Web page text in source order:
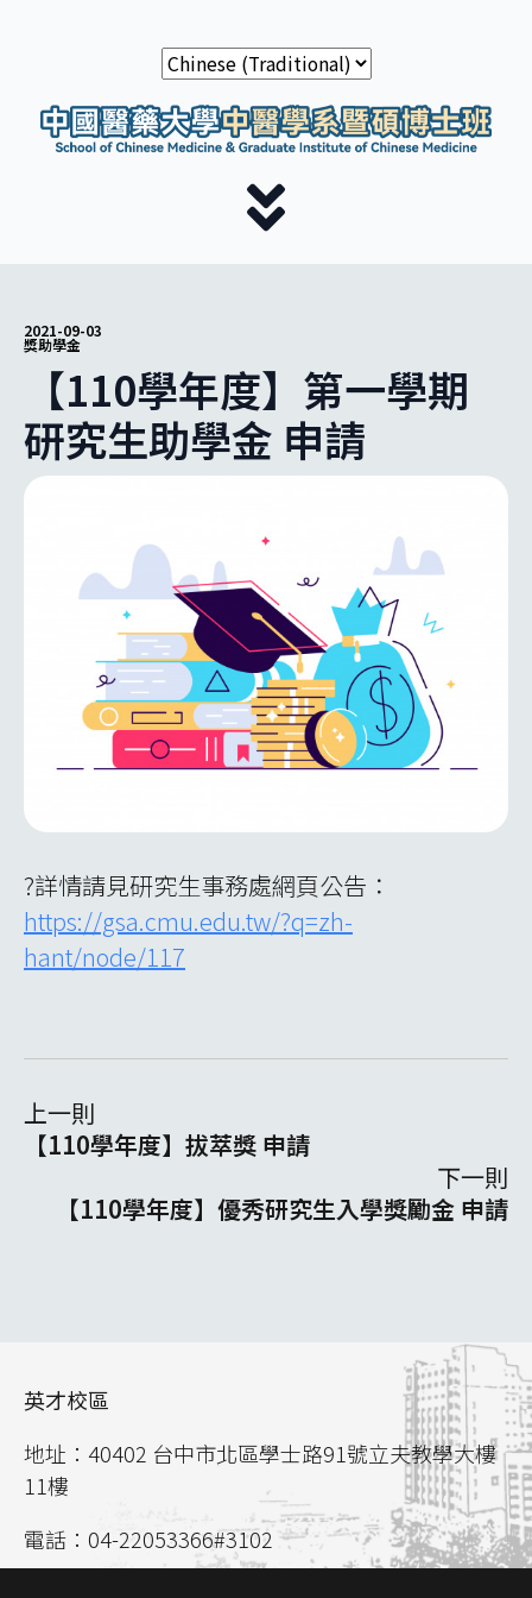
2021-09-03
獎助學金
【110學年度】第一學期
研究生助學金 申請
?詳情請見研究生事務處網頁公告：
https://gsa.cmu.edu.tw/?q=zh-
hant/node/117
上一則
【110學年度】拔萃獎 申請
下一則
【110學年度】優秀研究生入學獎勵金 申請
英才校區
地址：40402 台中市北區學士路91號立夫教學大樓
11樓
電話：04-22053366#3102